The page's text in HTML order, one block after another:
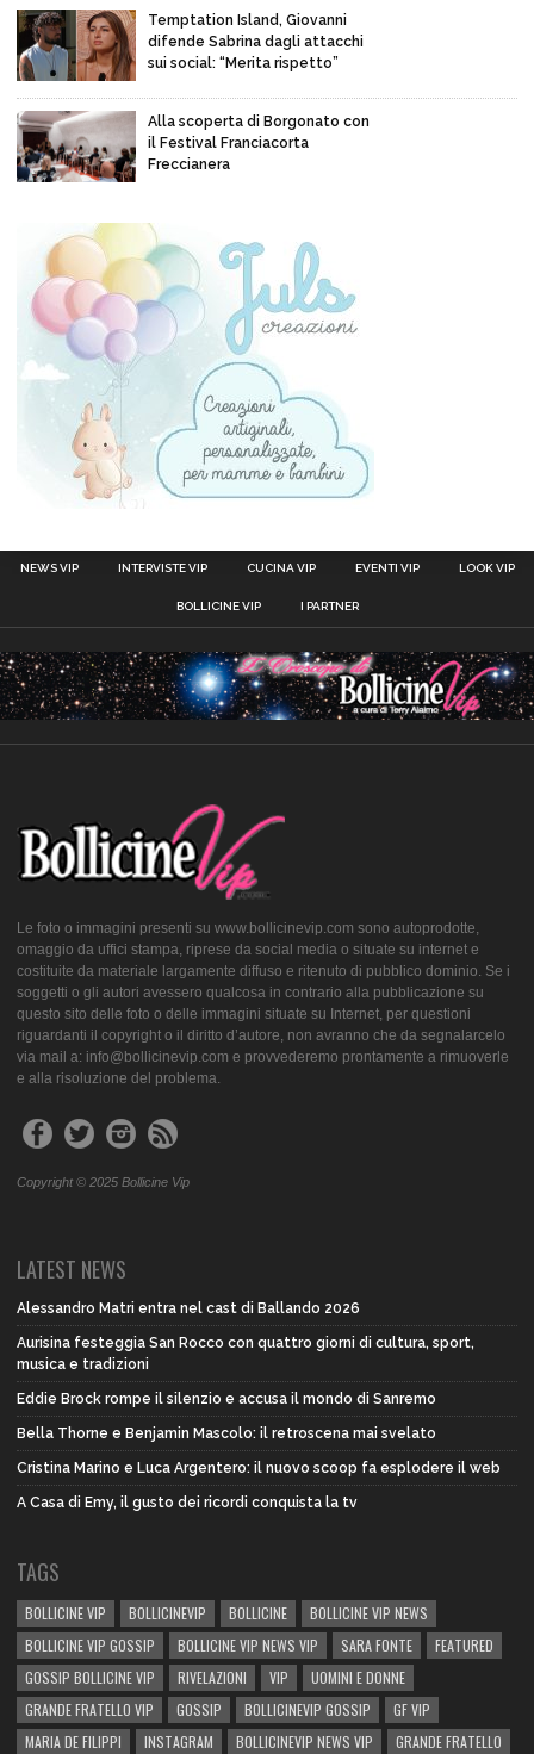
Temptation Island, Giovanni
difende Sabrina dagli attacchi
sui social: “Merita rispetto”
Alla scoperta di Borgonato con
il Festival Franciacorta
Freccianera
NEWS VIP INTERVISTE VIP CUCINA VIP EVENTI VIP LOOK VIP
BOLLICINE VIP I PARTNER
Le foto o immagini presenti su www.bollicinevip.com sono autoprodotte,
omaggio da uffici stampa, riprese da social media o situate su internet e
costituite da materiale largamente diffuso e ritenuto di pubblico dominio. Se i
soggetti o gli autori avessero qualcosa in contrario alla pubblicazione su
questo sito delle foto o delle immagini situate su Internet, per questioni
riguardanti il copyright o il diritto d’autore, non avranno che da segnalarcelo
via mail a: info@bollicinevip.com e provvederemo prontamente a rimuoverle
e alla risoluzione del problema.
Copyright © 2025 Bollicine Vip
LATEST NEWS
Alessandro Matri entra nel cast di Ballando 2026
Aurisina festeggia San Rocco con quattro giorni di cultura, sport,
musica e tradizioni
Eddie Brock rompe il silenzio e accusa il mondo di Sanremo
Bella Thorne e Benjamin Mascolo: il retroscena mai svelato
Cristina Marino e Luca Argentero: il nuovo scoop fa esplodere il web
A Casa di Emy, il gusto dei ricordi conquista la tv
TAGS
BOLLICINE VIP BOLLICINEVIP BOLLICINE
BOLLICINE VIP NEWS
BOLLICINE VIP GOSSIP
BOLLICINE VIP NEWS VIP SARA FONTE
FEATURED
GOSSIP BOLLICINE VIP
RIVELAZIONI VIP
UOMINI E DONNE
GRANDE FRATELLO VIP
GOSSIP BOLLICINEVIP GOSSIP
GF VIP
MARIA DE FILIPPI
INSTAGRAM BOLLICINEVIP NEWS VIP GRANDE FRATELLO